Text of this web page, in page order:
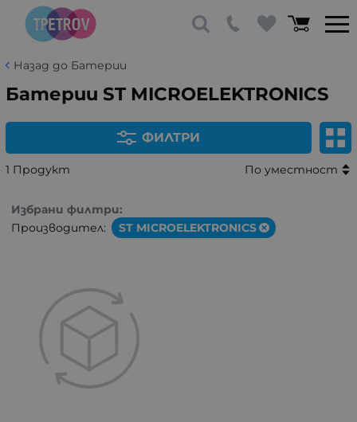
Назад до Батерии
Батерии ST MICROELEKTRONICS
ФИЛТРИ
1 Продукт По уместност
Избрани филтри:
Производител:
ST MICROELEKTRONICS